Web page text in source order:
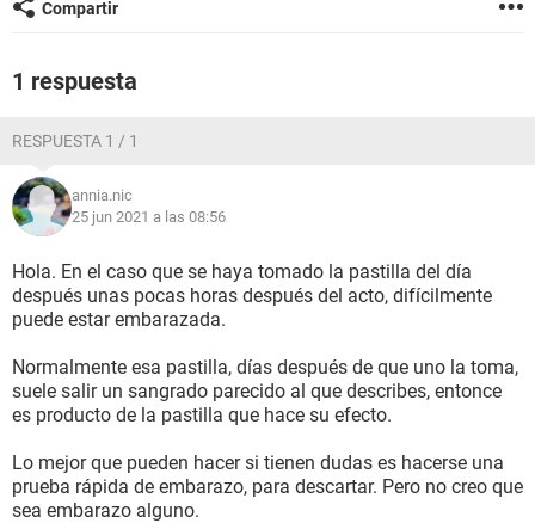
Compartir
1 respuesta
RESPUESTA 1 / 1
annia.nic
25 jun 2021 a las 08:56
Hola. En el caso que se haya tomado la pastilla del día
después unas pocas horas después del acto, difícilmente
puede estar embarazada.
Normalmente esa pastilla, días después de que uno la toma,
suele salir un sangrado parecido al que describes, entonce
es producto de la pastilla que hace su efecto.
Lo mejor que pueden hacer si tienen dudas es hacerse una
prueba rápida de embarazo, para descartar. Pero no creo que
sea embarazo alguno.